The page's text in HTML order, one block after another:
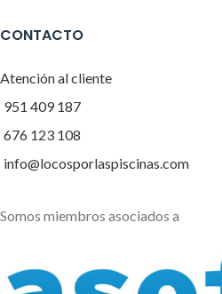
CONTACTO
Atención al cliente
951 409 187
676 123 108
info@locosporlaspiscinas.com
Somos miembros asociados a